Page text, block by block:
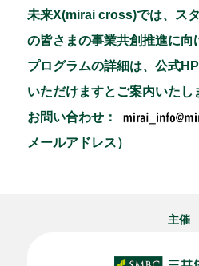
e
b
o
o
k
未来X(mirai cross)では、ス
の皆さまの事業共創推進に向
プログラムの詳細は、公式
いただけますとご案内いたし
お問い合わせ：
メールアドレス）
主催